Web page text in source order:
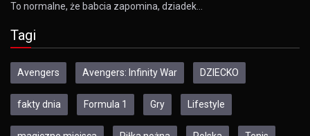
To normalne, że babcia zapomina, dziadek…
Tagi
Avengers Avengers: Infinity War DZIECKO
fakty dnia Formula 1 Gry Lifestyle